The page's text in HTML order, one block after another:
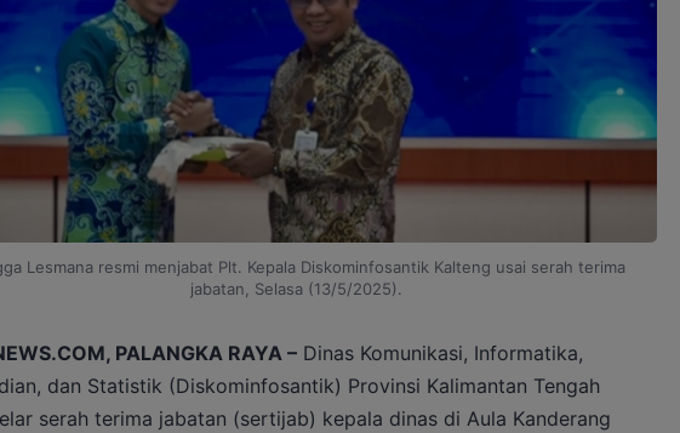
Lesmana resmi menjabat Plt. Kepala Diskominfosantik Kalteng usai serah terima
jabatan, Selasa (13/5/2025).
PALANGKA RAYA –Dinas Komunikasi, Informatika,
dan Statistik (Diskominfosantik) Provinsi Kalimantan Tengah
serah terima jabatan (sertijab) kepala dinas di Aula Kanderang